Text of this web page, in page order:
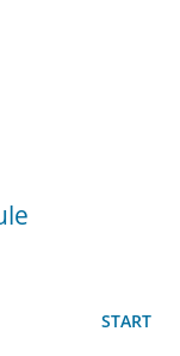
START